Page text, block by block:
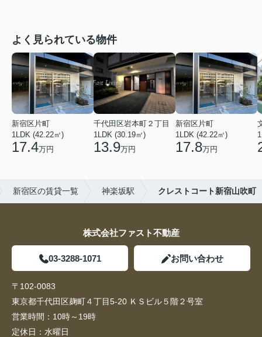
よく見られている物件
新宿区片町
1LDK (42.22㎡)
17.4万円
千代田区岩本町２丁目
1LDK (30.19㎡)
13.9万円
新宿区片町
1LDK (42.22㎡)
17.8万円
新宿区の賃貸一覧 神楽坂駅 クレストコート新宿山吹町
株式会社ファスト不動産
03-3288-1071 お問い合わせ
〒102-0083
東京都千代田区麹町４丁目5-20 ＫＳビル５階２号室
営業時間： 10時～19時
定休日： 水曜日